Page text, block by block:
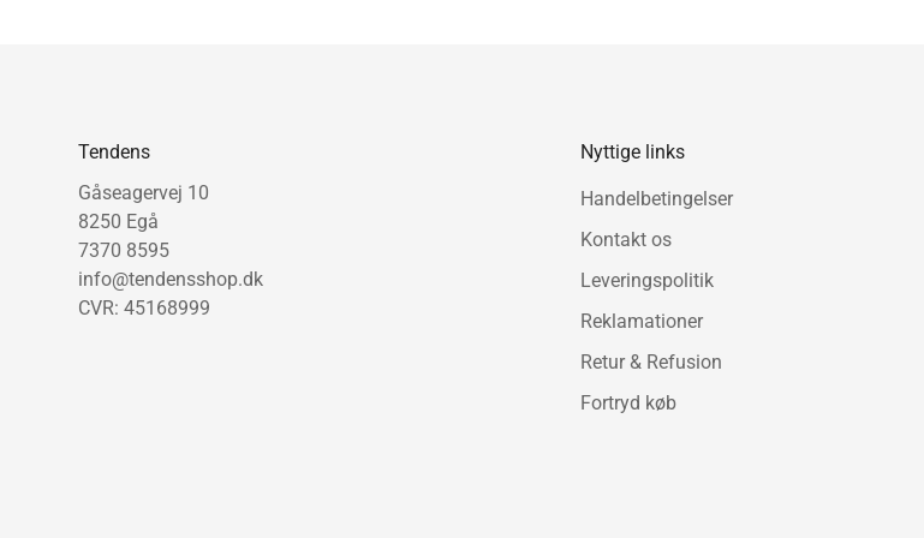
Tendens
Gåseagervej 10
8250 Egå
7370 8595
info@tendensshop.dk
CVR: 45168999
Nyttige links
Handelbetingelser
Kontakt os
Leveringspolitik
Reklamationer
Retur & Refusion
Fortryd køb